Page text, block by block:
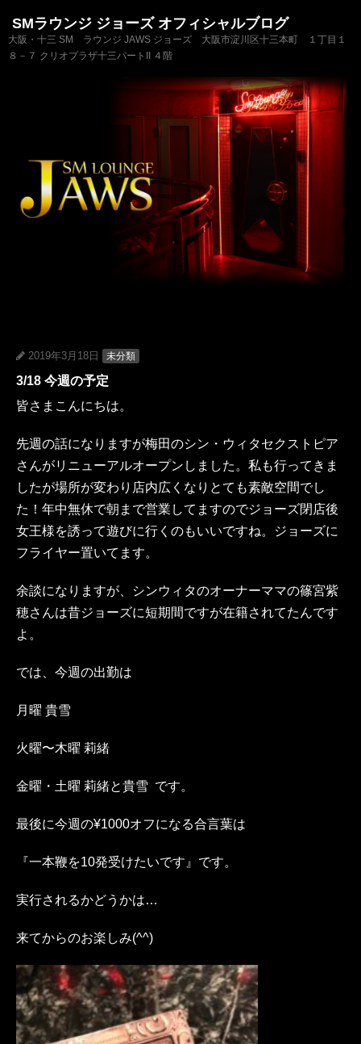
SMラウンジ ジョーズ オフィシャルブログ
大阪・十三 SM ラウンジ JAWS ジョーズ 大阪市淀川区十三本町 １丁目１
８－７ クリオプラザ十三パートII ４階
2019年3月18日 未分類
3/18 今週の予定
皆さまこんにちは。
先週の話になりますが梅田のシン・ウィタセクストピア
さんがリニューアルオープンしました。私も行ってきま
したが場所が変わり店内広くなりとても素敵空間でし
た！年中無休で朝まで営業してますのでジョーズ閉店後
女王様を誘って遊びに行くのもいいですね。ジョーズに
フライヤー置いてます。
余談になりますが、シンウィタのオーナーママの篠宮紫
穂さんは昔ジョーズに短期間ですが在籍されてたんです
よ。
では、今週の出勤は
月曜 貴雪
火曜〜木曜 莉緒
金曜・土曜 莉緒と貴雪 です。
最後に今週の¥1000オフになる合言葉は
『一本鞭を10発受けたいです』です。
実行されるかどうかは…
来てからのお楽しみ(^^)